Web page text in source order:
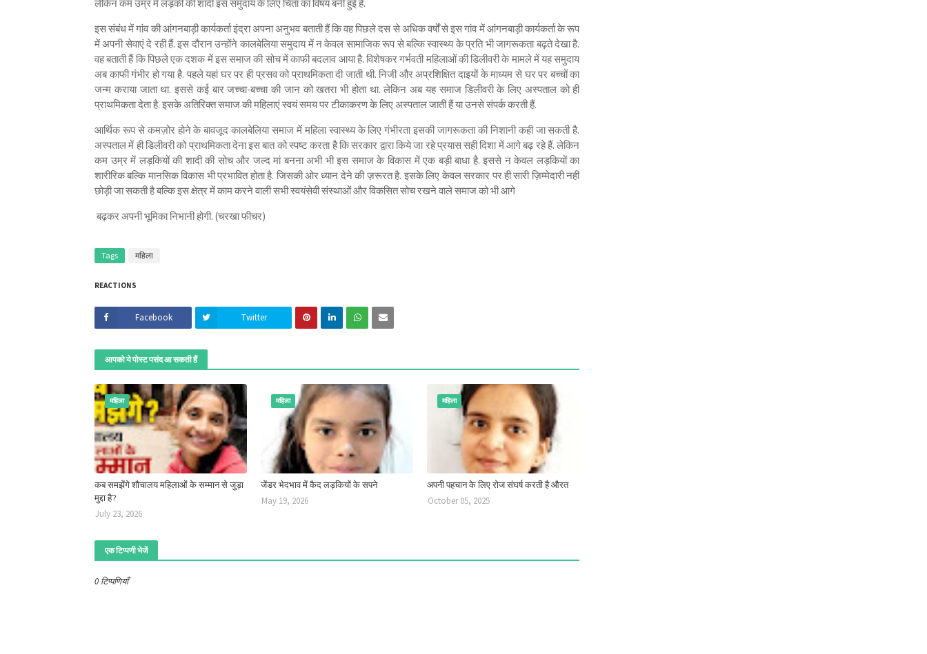
लेकिन कम उम्र में लड़की की शादी इस समुदाय के लिए चिंता का विषय बनी हुई है.
इस संबंध में गांव की आंगनबाड़ी कार्यकर्ता इंद्रा अपना अनुभव बताती हैं कि वह पिछले दस से अधिक वर्षों से इस गांव में आंगनबाड़ी कार्यकर्ता के रूप
में अपनी सेवाएं दे रही हैं. इस दौरान उन्होंने कालबेलिया समुदाय में न केवल सामाजिक रूप से बल्कि स्वास्थ्य के प्रति भी जागरूकता बढ़ते देखा है.
वह बताती हैं कि पिछले एक दशक में इस समाज की सोच में काफी बदलाव आया है. विशेषकर गर्भवती महिलाओं की डिलीवरी के मामले में यह समुदाय
अब काफी गंभीर हो गया है. पहले यहां घर पर ही प्रसव को प्राथमिकता दी जाती थी. निजी और अप्रशिक्षित दाइयों के माध्यम से घर पर बच्चों का
जन्म कराया जाता था. इससे कई बार जच्चा-बच्चा की जान को खतरा भी होता था. लेकिन अब यह समाज डिलीवरी के लिए अस्पताल को ही
प्राथमिकता देता है. इसके अतिरिक्त समाज की महिलाएं स्वयं समय पर टीकाकरण के लिए अस्पताल जाती हैं या उनसे संपर्क करती हैं.
आर्थिक रूप से कमज़ोर होने के बावजूद कालबेलिया समाज में महिला स्वास्थ्य के लिए गंभीरता इसकी जागरूकता की निशानी कही जा सकती है.
अस्पताल में ही डिलीवरी को प्राथमिकता देना इस बात को स्पष्ट करता है कि सरकार द्वारा किये जा रहे प्रयास सही दिशा में आगे बढ़ रहे हैं. लेकिन
कम उम्र में लड़कियों की शादी की सोच और जल्द मां बनना अभी भी इस समाज के विकास में एक बड़ी बाधा है. इससे न केवल लड़कियों का
शारीरिक बल्कि मानसिक विकास भी प्रभावित होता है. जिसकी ओर ध्यान देने की ज़रूरत है. इसके लिए केवल सरकार पर ही सारी ज़िम्मेदारी नहीं
छोड़ी जा सकती है बल्कि इस क्षेत्र में काम करने वाली सभी स्वयंसेवी संस्थाओं और विकसित सोच रखने वाले समाज को भी आगे
बढ़कर अपनी भूमिका निभानी होगी. (चरखा फीचर)
Tags महिला
REACTIONS
Facebook Twitter
आपको ये पोस्ट पसंद आ सकती हैं
महिला
कब समझेंगे शौचालय महिलाओं के सम्मान से जुड़ा
मुद्दा है?
July 23, 2026
महिला
जेंडर भेदभाव में कैद लड़कियों के सपने
May 19, 2026
महिला
अपनी पहचान के लिए रोज संघर्ष करती है औरत
October 05, 2025
एक टिप्पणी भेजें
0 टिप्पणियाँ